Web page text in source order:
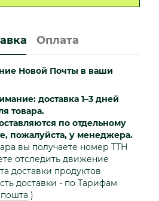
Оплата
Новой Почты в ваши
доставка 1–3 дней
товара.
по отдельному
пожалуйста, у менеджера.
вы получаете номер ТТН
отследить движение
доставки продуктов
доставки - по Тарифам
)